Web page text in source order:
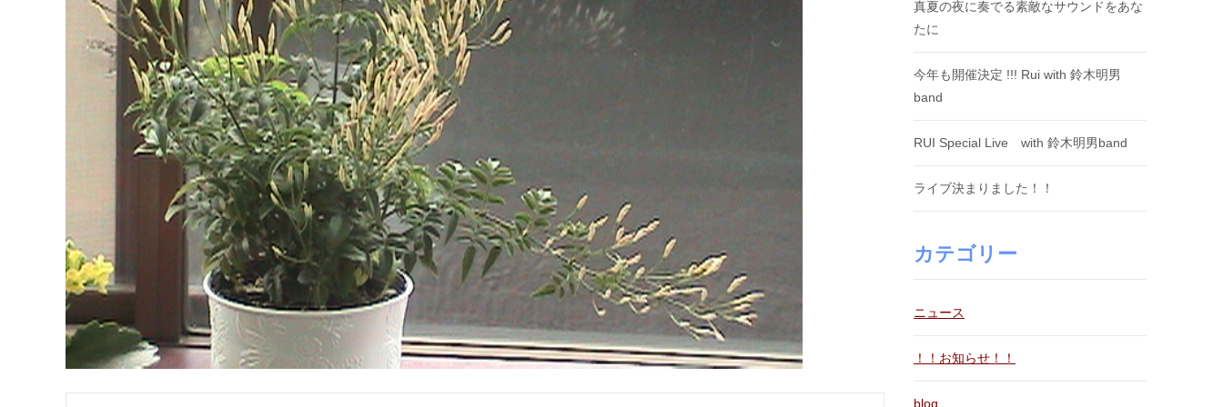
真夏の夜に奏でる素敵なサウンドをあな
たに
今年も開催決定 !!! Rui with 鈴木明男
band
RUI Special Live with 鈴木明男band
ライブ決まりました！！
カテゴリー
ニュース
！！お知らせ！！
blog